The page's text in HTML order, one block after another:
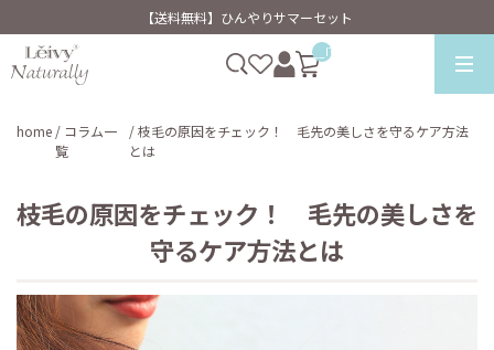
【送料無料】ひんやりサマーセット
__ITM_CNT__
home / コラム一
覧
/ 枝毛の原因をチェック！ 毛先の美しさを守るケア方法
とは
枝毛の原因をチェック！ 毛先の美しさを
守るケア方法とは